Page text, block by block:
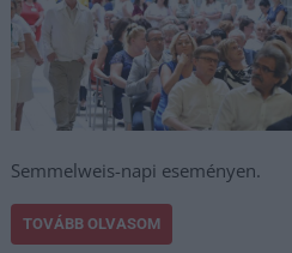
Semmelweis-napi eseményen.
TOVÁBB OLVASOM